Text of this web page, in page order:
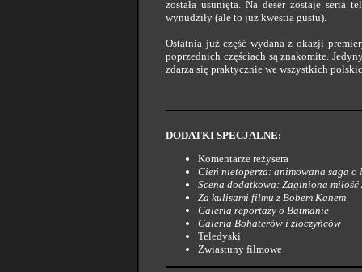
została usunięta. Na deser zostaje seria
wynudziły (ale to już kwestia gustu).
Ostatnia już część wydana z okazji
poprzednich częściach są znakomite.
zdarza się praktycznie we wszystkich
DODATKI SPECJALNE:
Komentarze reżysera
Cień nietoperza: animowana saga o
Scena dodatkowa: Zaginiona
Za kulisami filmu z Bobem Kanem
Galeria reportaży o Batmanie
Galeria Bohaterów i złoczyńców
Teledyski
Zwiastuny filmowe